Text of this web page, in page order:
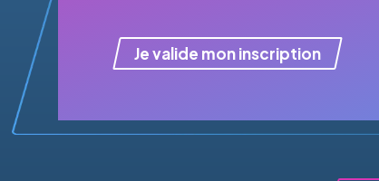
Je valide mon inscription